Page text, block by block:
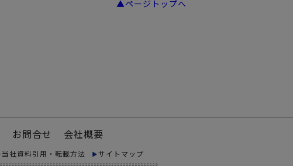
▲ページトップへ
お問合せ 会社概要
当社資料引用・転載方法 サイトマップ